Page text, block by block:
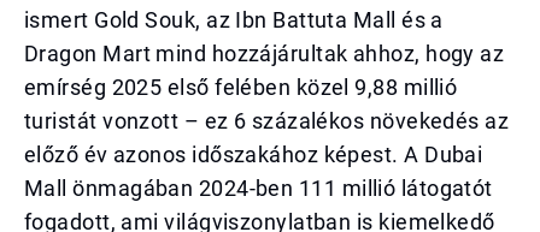
ismert Gold Souk, az Ibn Battuta Mall és a
Dragon Mart mind hozzájárultak ahhoz, hogy az
emírség 2025 első felében közel 9,88 millió
turistát vonzott – ez 6 százalékos növekedés az
előző év azonos időszakához képest. A Dubai
Mall önmagában 2024-ben 111 millió látogatót
fogadott, ami világviszonylatban is kiemelkedő